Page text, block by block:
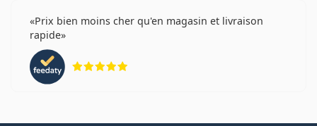
Prix bien moins cher qu'en magasin et livraison
rapide